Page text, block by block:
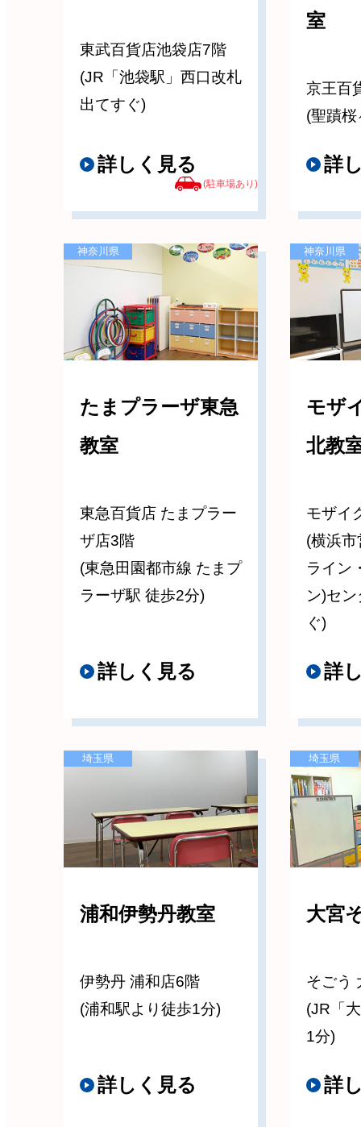
東武百貨店池袋店7階
(JR「池袋駅」西口改札
出てすぐ)
詳しく見る
(駐車場あり)
室
京王百
(聖蹟
詳
たまプラーザ東急
教室
東急百貨店 たまプラー
ザ店3階
(東急田園都市線 たまプ
ラーザ駅 徒歩2分)
詳しく見る
神奈川県
モザ
北教
モザイ
(横浜
ライン
ン)セ
ぐ)
詳
神奈川県
浦和伊勢丹教室
伊勢丹 浦和店6階
(浦和駅より徒歩1分)
詳しく見る
埼玉県
大宮
そごう
(JR「
1分)
詳
埼玉県